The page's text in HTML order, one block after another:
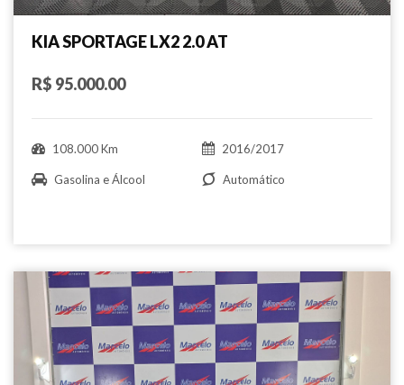
KIA SPORTAGE LX2 2.0 AT
R$ 95.000.00
108.000 Km 2016/2017
Gasolina e Álcool Automático